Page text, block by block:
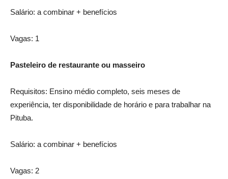
Salário: a combinar + benefícios
Vagas: 1
Pasteleiro de restaurante ou masseiro
Requisitos: Ensino médio completo, seis meses de
experiência, ter disponibilidade de horário e para trabalhar na
Pituba.
Salário: a combinar + benefícios
Vagas: 2